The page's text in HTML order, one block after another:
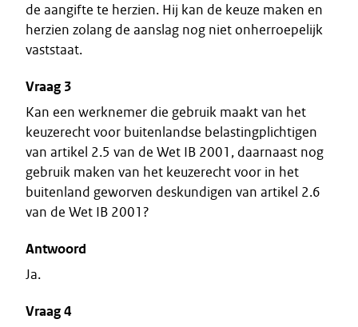
de aangifte te herzien. Hij kan de keuze maken en
herzien zolang de aanslag nog niet onherroepelijk
vaststaat.
Vraag 3
Kan een werknemer die gebruik maakt van het
keuzerecht voor buitenlandse belastingplichtigen
van artikel 2.5 van de Wet IB 2001, daarnaast nog
gebruik maken van het keuzerecht voor in het
buitenland geworven deskundigen van artikel 2.6
van de Wet IB 2001?
Antwoord
Ja.
Vraag 4